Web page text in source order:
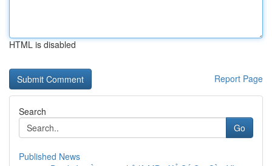
HTML is disabled
Report Page
Search
Go
Published News